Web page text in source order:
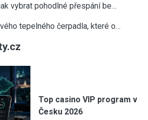
vybrat pohodlné přespání be…
tepelného čerpadla, které o…
Top casino VIP program v
Česku 2026